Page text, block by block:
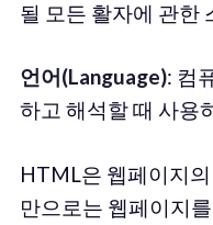
될 모든 활자에 관한
언어(Language): 컴
하고 해석할 때 사용
HTML은 웹페이지
만으로는 웹페이지